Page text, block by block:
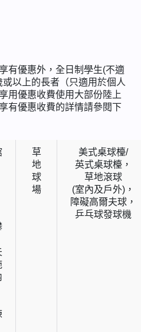
有優惠外，全日制學生(不適
以上的長者（只適用於個人
用優惠收費使用大部份陸上
有優惠收費的詳情請參閱下
草
地
球
場
美式桌球檯/
英式桌球檯，
草地滾球
(室內及戶外)，
障礙高爾夫球，
乒乓球發球機